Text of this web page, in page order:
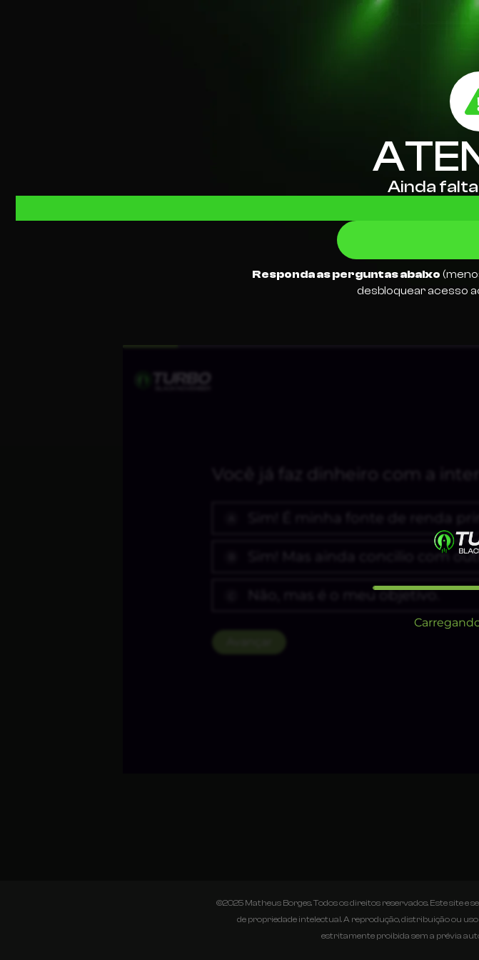
Ainda
Responda as perguntas abaixo
desbloquear acesso
©2025 Matheus Borges. Todos os direitos reservados. Este site e
de propriedade intelectual. A reprodução, distribuição ou
estritamente proibida sem a prévia